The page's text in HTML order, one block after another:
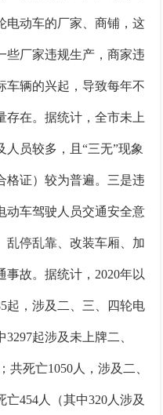
电动车的厂家、商铺，这
些厂家违规生产，商家违
车辆的兴起，导致每年不
存在。据统计，全市未上
人员较多，且“三无”现象
格证）较为普遍。 三是违
动车驾驶人员交通安全意
乱停乱靠、改装车厢、加
故。据统计， 2020年以
起，涉及 二、三、四轮电
3297起涉及未上牌二、
共死亡1050人，涉及 二、
亡454人（其中320人涉及